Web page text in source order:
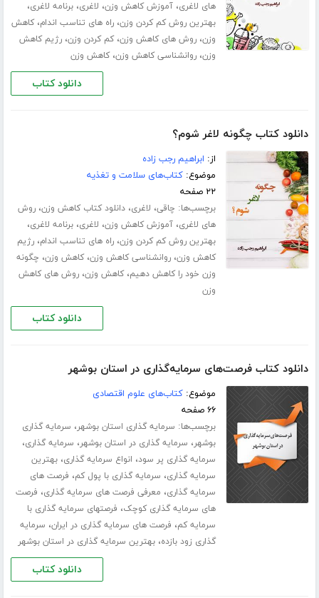
های لاغری،آموزش کاهش وزن، لاغری،برنامه لاغری،
بهترین روش کم کردن وزن،راه های تناسب اندام،کاهش
وزن،روش های کاهش وزن،کم کردن وزن،رژیم کاهش
وزن،روانشناسی کاهش وزن،کاهش وزن
دانلود کتاب
دانلود کتاب چگونه لاغر شوم؟
از: ابراهیم رجب زاده
موضوع:کتاب‌های سلامت و تغذیه
۲۲ صفحه
برچسب‌ها: چاقی، لاغری،دانلود کتاب کاهش وزن،روش
های لاغری،آموزش کاهش وزن، لاغری،برنامه لاغری،
بهترین روش کم کردن وزن،راه های تناسب اندام،رژیم
کاهش وزن،روانشناسی کاهش وزن،کاهش وزن، چگونه
وزن خود را کاهش دهیم،کاهش وزن،روش های کاهش
وزن
دانلود کتاب
دانلود کتاب فرصت‌های سرمایه‌گذاری در استان بوشهر
موضوع:کتاب‌های علوم اقتصادی
۶۶ صفحه
برچسب‌ها: سرمایه گذاری استان بوشهر، سرمایه گذاری
بوشهر، سرمایه گذاری در استان بوشهر، سرمایه گذاری،
سرمایه گذاری پر سود، انواع سرمایه گذاری،بهترین
سرمایه گذاری، سرمایه گذاری با پول کم، فرصت های
سرمایه گذاری، معرفی فرصت های سرمایه گذاری، فرصت
های سرمایه گذاری کوچک، فرصتهای سرمایه گذاری با
سرمایه کم، فرصت های سرمایه گذاری در ایران، سرمایه
گذاری زود بازده،بهترین سرمایه گذاری در استان بوشهر
دانلود کتاب